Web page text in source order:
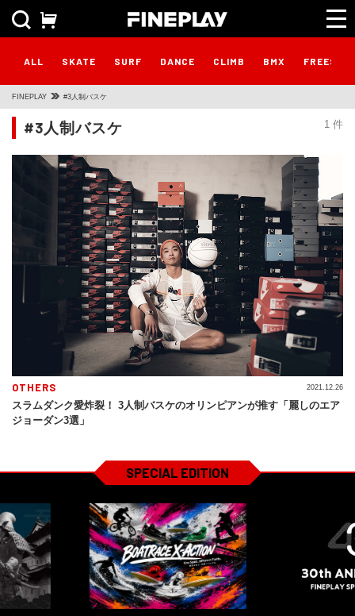
ALL SKATE SURF DANCE CLIMB BMX
FINEPLAY #3人制バスケ
1 件
#3人制バスケ
OTHERS
スラムダンク愛炸裂！ 3人制バスケのオリンピアンが推す「麗しのエア
ジョーダン3選」
2021.12.26
SPECIAL EDITION